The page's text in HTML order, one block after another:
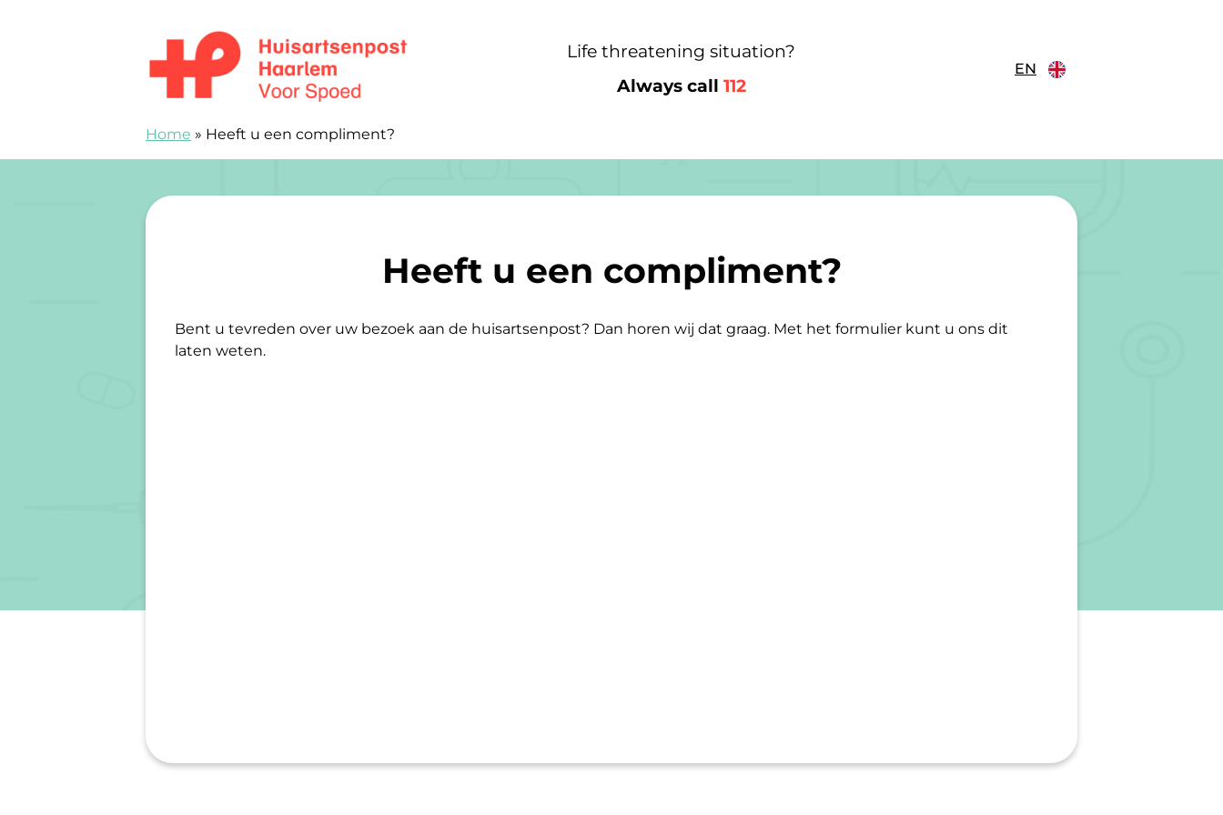
Life threatening situation?
Always call 112
EN
Home » Heeft u een compliment?
Heeft u een compliment?
Bent u tevreden over uw bezoek aan de huisartsenpost? Dan horen wij dat graag. Met het formulier kunt u ons dit
laten weten.